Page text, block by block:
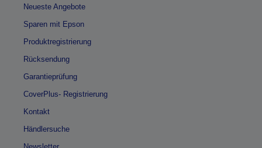
Neueste Angebote
Sparen mit Epson
Produktregistrierung
Rücksendung
Garantieprüfung
CoverPlus- Registrierung
Kontakt
Händlersuche